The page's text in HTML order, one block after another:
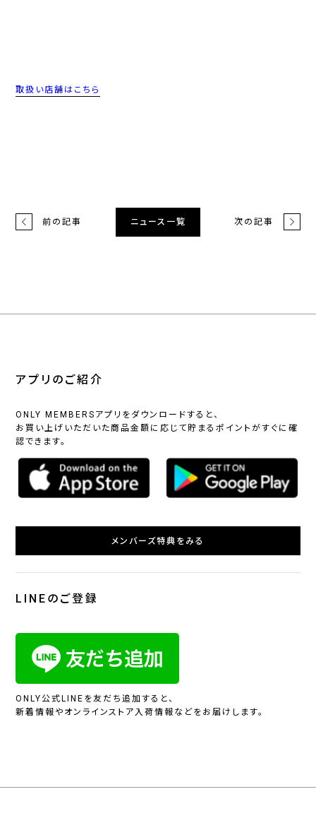
取扱い店舗はこちら
前の記事 ニュース一覧 次の記事
アプリのご紹介
ONLY MEMBERSアプリをダウンロードすると、
お買い上げいただいた商品金額に応じて貯まるポイントがすぐに確
認できます。
メンバーズ特典をみる
LINEのご登録
ONLY公式LINEを友だち追加すると、
新着情報やオンラインストア入荷情報などをお届けします。